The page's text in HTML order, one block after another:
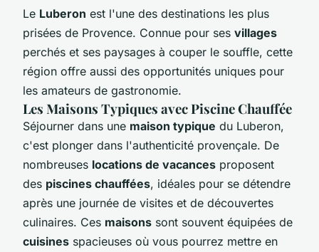
Le Luberon est l'une des destinations les plus
prisées de Provence. Connue pour ses villages
perchés et ses paysages à couper le souffle, cette
région offre aussi des opportunités uniques pour
les amateurs de gastronomie.
Les Maisons Typiques avec Piscine Chauffée
Séjourner dans une maison typique du Luberon,
c'est plonger dans l'authenticité provençale. De
nombreuses locations de vacances proposent
des piscines chauffées, idéales pour se détendre
après une journée de visites et de découvertes
culinaires. Ces maisons sont souvent équipées de
cuisines spacieuses où vous pourrez mettre en